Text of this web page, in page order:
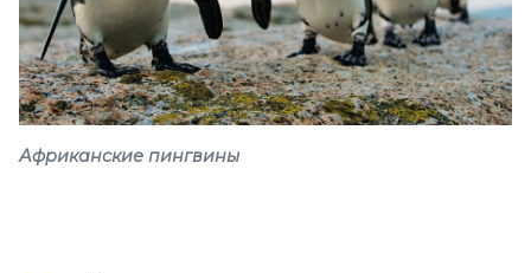
Африканские пингвины